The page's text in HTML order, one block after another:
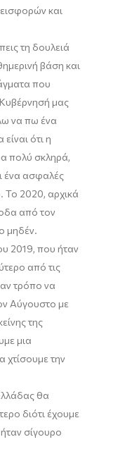
και
τη δουλειά
βάση και
που
Κυβέρνησή μας
να πω ένα
είναι ότι η
πολύ σκληρά,
ένα ασφαλές
Το 2020, αρχικά
από τον
μηδέν.
2019, που ήταν
από τις
ν τρόπο να
Αύγουστο με
της
μια
χτίσουμε την
θα
διότι έχουμε
σίγουρο